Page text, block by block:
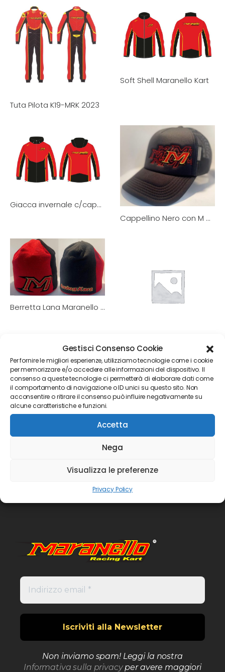
Gestisci Consenso Cookie
Per fornire le migliori esperienze, utilizziamo tecnologie come i cookie
per memorizzare e/o accedere alle informazioni del dispositivo. Il
consenso a queste tecnologie ci permetterà di elaborare dati come
il comportamento di navigazione o ID unici su questo sito. Non
acconsentire o ritirare il consenso può influire negativamente su
alcune caratteristiche e funzioni.
Accetta
Nega
Visualizza le preferenze
Privacy Policy
Tuta Pilota K19-MRK 2023
Soft Shell Maranello Kart
Giacca invernale c/cappuccio Maranello Kart
Cappellino Nero con M Maranello Kart
Berretta Lana Maranello kart
Ombrello bicolore Maranello Kart
Prev 2
Non inviamo spam! Leggi la nostra
Informativa sulla privacyper avere maggiori